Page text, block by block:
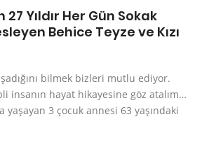
Yıldır Her Gün Sokak
Behice Teyze ve Kızı
bilmek bizleri mutlu ediyor.
insanın hayat hikayesine göz atalım…
yaşayan 3 çocuk annesi 63 yaşındaki